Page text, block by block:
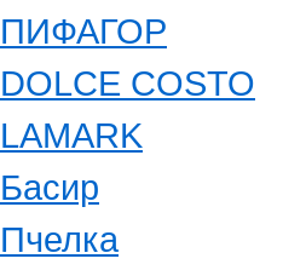
ПИФАГОР
DOLCE COSTO
LAMARK
Басир
Пчелка